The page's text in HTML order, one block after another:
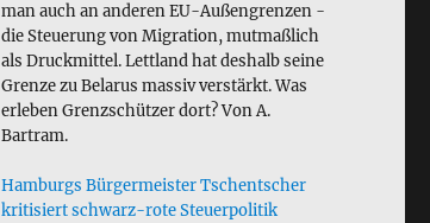
man auch an anderen EU-Außengrenzen -
die Steuerung von Migration, mutmaßlich
als Druckmittel. Lettland hat deshalb seine
Grenze zu Belarus massiv verstärkt. Was
erleben Grenzschützer dort? Von A.
Bartram.
Hamburgs Bürgermeister Tschentscher
kritisiert schwarz-rote Steuerpolitik